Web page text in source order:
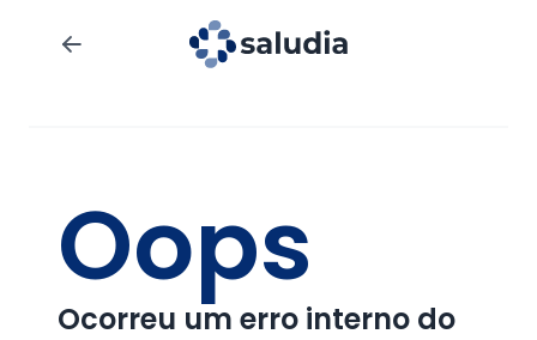
Oops
Ocorreu um erro interno do